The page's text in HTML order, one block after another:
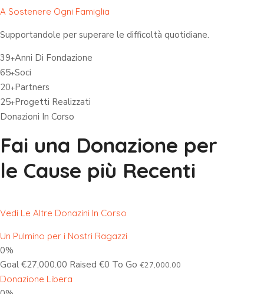
A Sostenere Ogni Famiglia
Supportandole per superare le difficoltà quotidiane.
39+Anni Di Fondazione
65+Soci
20+Partners
25+Progetti Realizzati
Donazioni In Corso
Fai una Donazione per
le Cause più Recenti
Vedi Le Altre Donazini In Corso
Un Pulmino per i Nostri Ragazzi
0%
Goal €27,000.00 Raised €0 To Go €27,000.00
Donazione Libera